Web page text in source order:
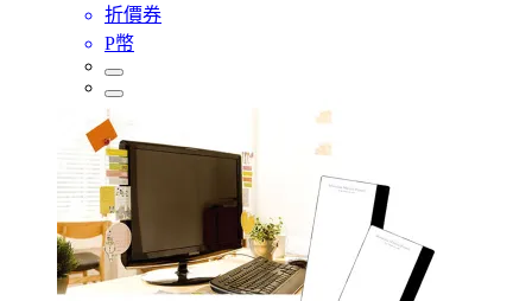
折價券
P幣